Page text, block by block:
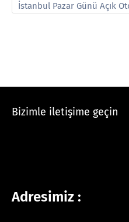
İstanbul Pazar Günü Açık
Bizimle iletişime geçin
Adresimiz :